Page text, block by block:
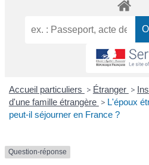
Accueil particuliers > Étranger >
d'une famille étrangère > L'époux
peut-il séjourner en France ?
Question-réponse